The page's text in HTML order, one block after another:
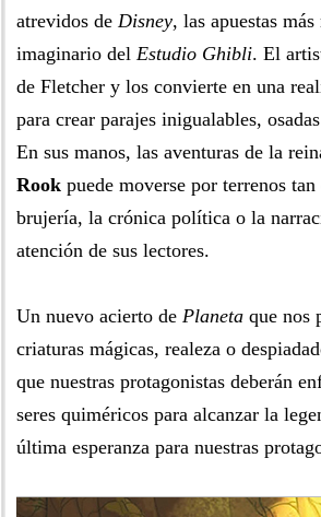
atrevidos de Disney, las apuestas
imaginario del Estudio Ghibli. El
de Fletcher y los convierte en una
para crear parajes inigualables,
En sus manos, las aventuras de la
Rook puede moverse por terrenos
brujería, la crónica política o la
atención de sus lectores.
Un nuevo acierto de Planeta que nos
criaturas mágicas, realeza o
que nuestras protagonistas deberán
seres quiméricos para alcanzar la
última esperanza para nuestras